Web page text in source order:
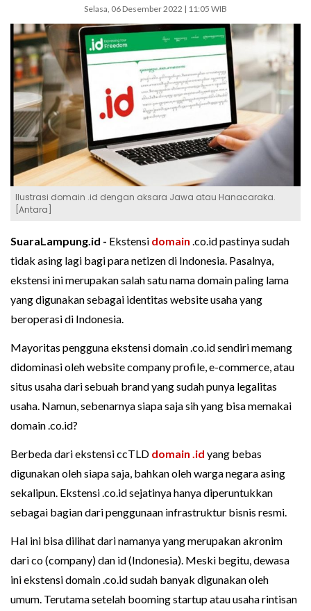
Selasa, 06 Desember 2022 | 11:05 WIB
Ilustrasi domain .id dengan aksara Jawa atau Hanacaraka.
[Antara]
SuaraLampung.id - Ekstensi domain .co.id pastinya sudah
tidak asing lagi bagi para netizen di Indonesia. Pasalnya,
ekstensi ini merupakan salah satu nama domain paling lama
yang digunakan sebagai identitas website usaha yang
beroperasi di Indonesia.
Mayoritas pengguna ekstensi domain .co.id sendiri memang
didominasi oleh website company profile, e-commerce, atau
situs usaha dari sebuah brand yang sudah punya legalitas
usaha. Namun, sebenarnya siapa saja sih yang bisa memakai
domain .co.id?
Berbeda dari ekstensi ccTLD domain .id yang bebas
digunakan oleh siapa saja, bahkan oleh warga negara asing
sekalipun. Ekstensi .co.id sejatinya hanya diperuntukkan
sebagai bagian dari penggunaan infrastruktur bisnis resmi.
Hal ini bisa dilihat dari namanya yang merupakan akronim
dari co (company) dan id (Indonesia). Meski begitu, dewasa
ini ekstensi domain .co.id sudah banyak digunakan oleh
umum. Terutama setelah booming startup atau usaha rintisan